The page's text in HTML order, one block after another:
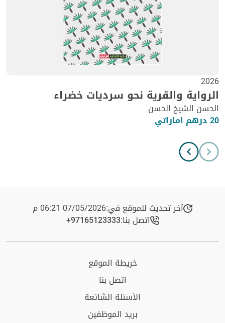
2026
الرواية والقرية نحو سرديات خضراء
الحسن الشيخ الحسن
20 درهم اماراتي
آخر تحديث للموقع في:07/05/2026 06:21 م
اتصل بنا:+97165123333​
خريطة الموقع
اتصل بنا
الأسئلة الشائعة
بريد الموظفين